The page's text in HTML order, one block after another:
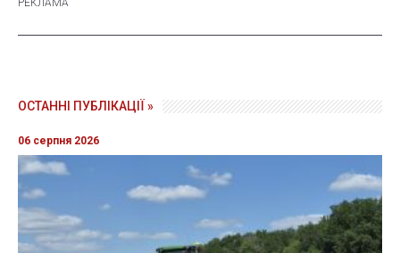
ОСТАННІ ПУБЛІКАЦІЇ »
06 серпня 2026